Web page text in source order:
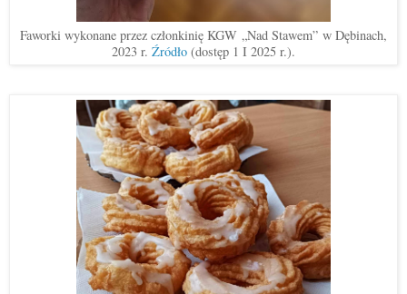
Faworki wykonane przez członkinię KGW „Nad Stawem” w Dębinach,
2023 r. Źródło (dostęp 1 I 2025 r.).